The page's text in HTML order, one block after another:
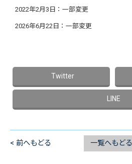
2022年2月3日：一部変更
2026年6月22日：一部変更
< 前へもどる 一覧へもどる